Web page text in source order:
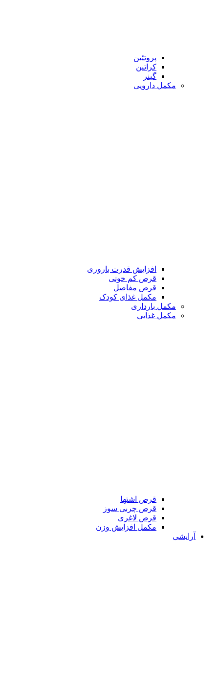
پروتئین
کراتین
گینر
مکمل دارویی
افزایش قدرت باروری
قرص کم خونی
قرص مفاصل
مکمل غذای کودک
مکمل بارداری
مکمل غذایی
قرص اشتها
قرص چربی سوز
قرص لاغری
مکمل افزایش وزن
آرایشی